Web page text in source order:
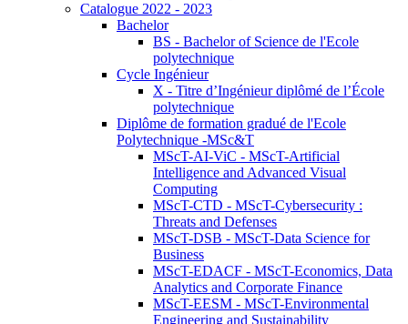
Catalogue 2022 - 2023
Bachelor
BS - Bachelor of Science de l'Ecole
polytechnique
Cycle Ingénieur
X - Titre d’Ingénieur diplômé de l’École
polytechnique
Diplôme de formation gradué de l'Ecole
Polytechnique -MSc&T
MScT-AI-ViC - MScT-Artificial
Intelligence and Advanced Visual
Computing
MScT-CTD - MScT-Cybersecurity :
Threats and Defenses
MScT-DSB - MScT-Data Science for
Business
MScT-EDACF - MScT-Economics, Data
Analytics and Corporate Finance
MScT-EESM - MScT-Environmental
Engineering and Sustainability